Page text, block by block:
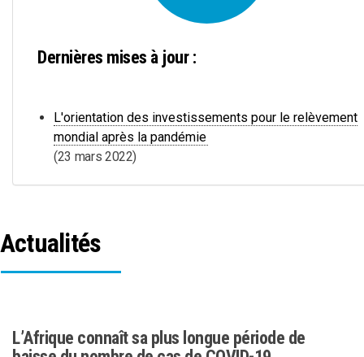
Dernières mises à jour :
L'orientation des investissements pour le relèvement
mondial après la pandémie
(23 mars 2022)
Actualités
L’Afrique connaît sa plus longue période de